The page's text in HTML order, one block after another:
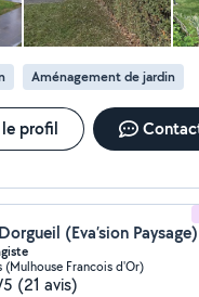
Aménagement de jardin
profil
(Eva’sion Paysage)
(Mulhouse Francois d'Or)
(21 avis)